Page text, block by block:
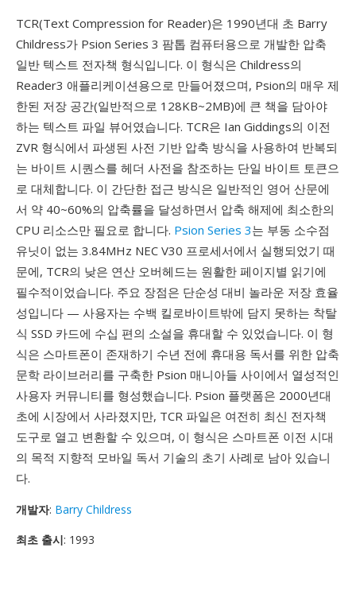
TCR(Text Compression for Reader)은 1990년대 초 Barry
Childress가 Psion Series 3 팜톱 컴퓨터용으로 개발한 압축
일반 텍스트 전자책 형식입니다. 이 형식은 Childress의
Reader3 애플리케이션용으로 만들어졌으며, Psion의 매우 제
한된 저장 공간(일반적으로 128KB~2MB)에 큰 책을 담아야
하는 텍스트 파일 뷰어였습니다. TCR은 Ian Giddings의 이전
ZVR 형식에서 파생된 사전 기반 압축 방식을 사용하여 반복되
는 바이트 시퀀스를 헤더 사전을 참조하는 단일 바이트 토큰으
로 대체합니다. 이 간단한 접근 방식은 일반적인 영어 산문에
서 약 40~60%의 압축률을 달성하면서 압축 해제에 최소한의
CPU 리소스만 필요로 합니다. Psion Series 3는 부동 소수점
유닛이 없는 3.84MHz NEC V30 프로세서에서 실행되었기 때
문에, TCR의 낮은 연산 오버헤드는 원활한 페이지별 읽기에
필수적이었습니다. 주요 장점은 단순성 대비 놀라운 저장 효율
성입니다 — 사용자는 수백 킬로바이트밖에 담지 못하는 착탈
식 SSD 카드에 수십 편의 소설을 휴대할 수 있었습니다. 이 형
식은 스마트폰이 존재하기 수년 전에 휴대용 독서를 위한 압축
문학 라이브러리를 구축한 Psion 매니아들 사이에서 열성적인
사용자 커뮤니티를 형성했습니다. Psion 플랫폼은 2000년대
초에 시장에서 사라졌지만, TCR 파일은 여전히 최신 전자책
도구로 열고 변환할 수 있으며, 이 형식은 스마트폰 이전 시대
의 목적 지향적 모바일 독서 기술의 초기 사례로 남아 있습니
다.
개발자: Barry Childress
최초 출시: 1993